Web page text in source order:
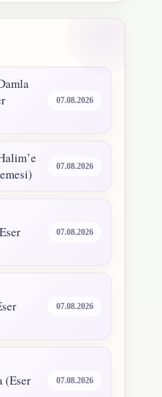
07.08.2026
07.08.2026
07.08.2026
07.08.2026
(Eser
07.08.2026